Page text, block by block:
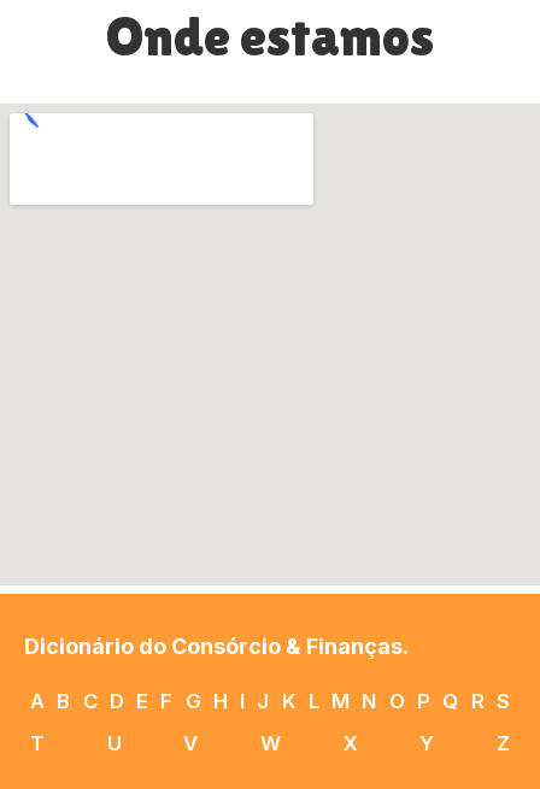
Onde estamos
Dicionário do Consórcio & Finanças.
A B C D E F G H I J K L M N O P Q R S
T
U V W X Y Z